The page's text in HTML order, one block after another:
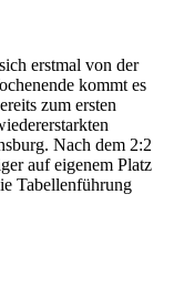
erstmal von der
kommt es
zum ersten
Nach dem 2:2
auf eigenem Platz
Tabellenführung